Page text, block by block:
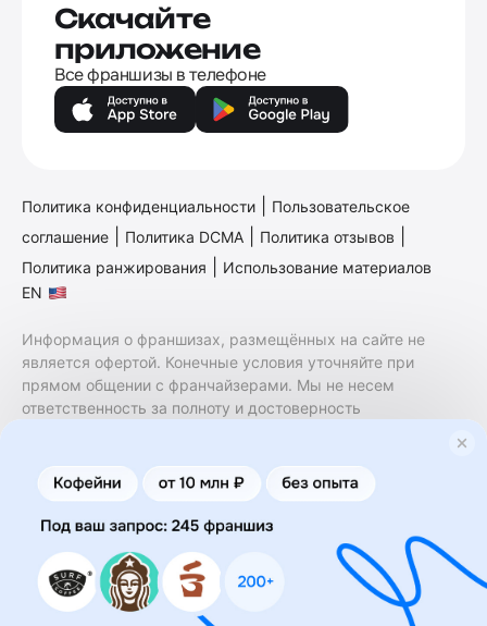
Скачайте
приложение
Все франшизы в телефоне
Политика конфиденциальности
Пользовательское
соглашение
Политика DCMA Политика отзывов
Политика ранжирования
Использование материалов
EN
Информация о франшизах, размещённых на сайте не
является офертой. Конечные условия уточняйте при
прямом общении с франчайзерами. Мы не несем
ответственность за полноту и достоверность
финансовые услуги. Заключение договоров
коммерческой концессии (франчайзинга) осуществляется
правообладателями/их представителями. Бизнесменс.ру
не является посредником или представителем
правообладателя и не несет ответственность за условия
предоставления франшизы и действия лиц,
осуществленные на основании информации, имеющейся